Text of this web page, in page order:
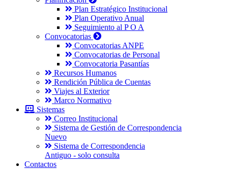
Plan Estratégico Institucional
Plan Operativo Anual
Seguimiento al P O A
Convocatorias
Convocatorias ANPE
Convocatorias de Personal
Convocatoria Pasantías
Recursos Humanos
Rendición Pública de Cuentas
Viajes al Exterior
Marco Normativo
Sistemas
Correo Institucional
Sistema de Gestión de Correspondencia
Nuevo
Sistema de Correspondencia
Antiguo - solo consulta
Contactos